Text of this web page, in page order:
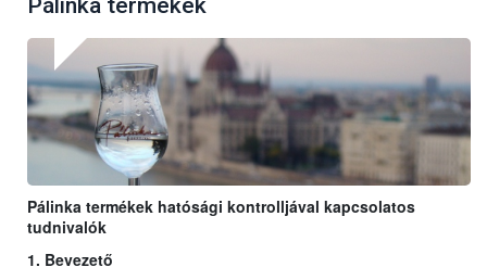
Pálinka termékek
Pálinka termékek hatósági kontrolljával kapcsolatos
tudnivalók
1. Bevezető